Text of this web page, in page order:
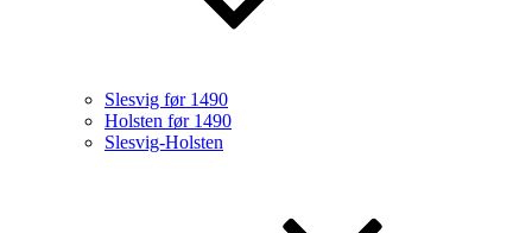
Slesvig før 1490
Holsten før 1490
Slesvig-Holsten